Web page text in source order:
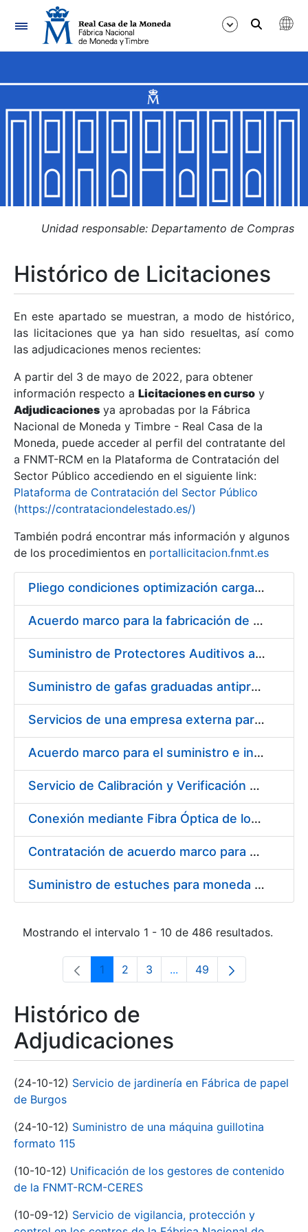
Navegación
Mostrar/Ocultar
Mostrar/Ocultar
Mostrar/Ocultar
Mostrar/Ocultar
Mostrar/Ocultar
Mostrar/Ocultar
Unidad responsable: Departamento de Compras
Histórico de Licitaciones
En este apartado se muestran, a modo de histórico,
las licitaciones que ya han sido resueltas, así como
las adjudicaciones menos recientes:
A partir del 3 de mayo de 2022, para obtener
información respecto a Licitaciones en curso y
Adjudicaciones ya aprobadas por la Fábrica
Nacional de Moneda y Timbre - Real Casa de la
Moneda, puede acceder al perfil del contratante del
a FNMT-RCM en la Plataforma de Contratación del
Sector Público accediendo en el siguiente link:
Plataforma de Contratación del Sector Público
(https://contrataciondelestado.es/)
También podrá encontrar más información y algunos
de los procedimientos en portallicitacion.fnmt.es
Pliego condiciones optimización cargas compras firmado
Acuerdo marco para la fabricación de piezas
Suministro de Protectores Auditivos a medida para las personas trabajadoras de los Centros de Trabajo de Madrid y Burgos
Suministro de gafas graduadas antiproyecciones para los trabajadores de la FNMT-RCM en los centros de trabajo de Madrid y Burgos
Servicios de una empresa externa para el asesoramiento y resolución de los recursos de alzada que se presentan relacionados con procesos de selección para la FNMT-RCM
Acuerdo marco para el suministro e instalación de persianas, estores y otros complementos
Servicio de Calibración y Verificación Externa de los Equipos de Medición del Servicio de Prevención de la FNMT-RCM
Conexión mediante Fibra Óptica de los Centros de Proceso de Datos (CPDs) de las sedes de la FNMT-RCM de Burgos y Madrid
Contratación de acuerdo marco para el Suministro de Material de Electricidad para la Fábrica Nacional de Moneda y Timbre-Real Casa de la Moneda en su centro de trabajo de Burgos
Suministro de estuches para moneda de 30 €
Mostrando el intervalo 1 - 10 de 486 resultados.
Página
1 Página
2 Página
3 ...Páginas intermedias Use
Página
49
Histórico de
Adjudicaciones
(24-10-12) Servicio de jardinería en Fábrica de papel
de Burgos
(24-10-12) Suministro de una máquina guillotina
formato 115
(10-10-12) Unificación de los gestores de contenido
de la FNMT-RCM-CERES
(10-09-12) Servicio de vigilancia, protección y